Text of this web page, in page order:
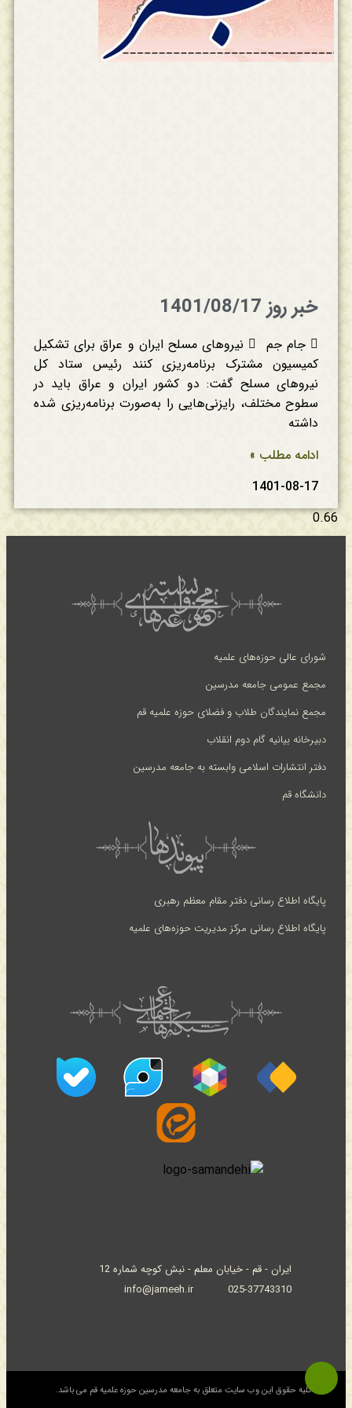
خبر روز 1401/08/17
 جام جم  نیروهای مسلح ایران و عراق برای تشکیل
کمیسیون مشترک برنامه‌ریزی کنند رئیس ستاد کل
نیروهای مسلح گفت: دو کشور ایران و عراق باید در
سطوح مختلف، رایزنی‌هایی را به‌صورت برنامه‌ریزی شده
داشته
ادامه مطلب »
1401-08-17
شورای عالی حوزه‌های علمیه
مجمع عمومی جامعه مدرسین
مجمع نمایندگان طلاب و فضلای حوزه علمیه قم
دبیرخانه بیانیه گام دوم انقلاب
دفتر انتشارات اسلامی وابسته به جامعه مدرسین
دانشگاه قم
پایگاه اطلاع رسانی دفتر مقام معظم رهبری
پایگاه اطلاع رسانی مرکز مدیریت حوزه‌های علمیه
ایران - قم - خیابان معلم - نبش کوچه شماره 12
025-37743310
info@jameeh.ir
© کلیه حقوق این وب سایت متعلق به جامعه مدرسین حوزه علمیه قم می باشد.